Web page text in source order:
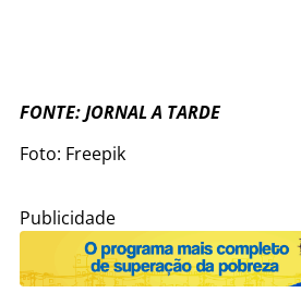
FONTE: JORNAL A TARDE
Foto: Freepik
Publicidade